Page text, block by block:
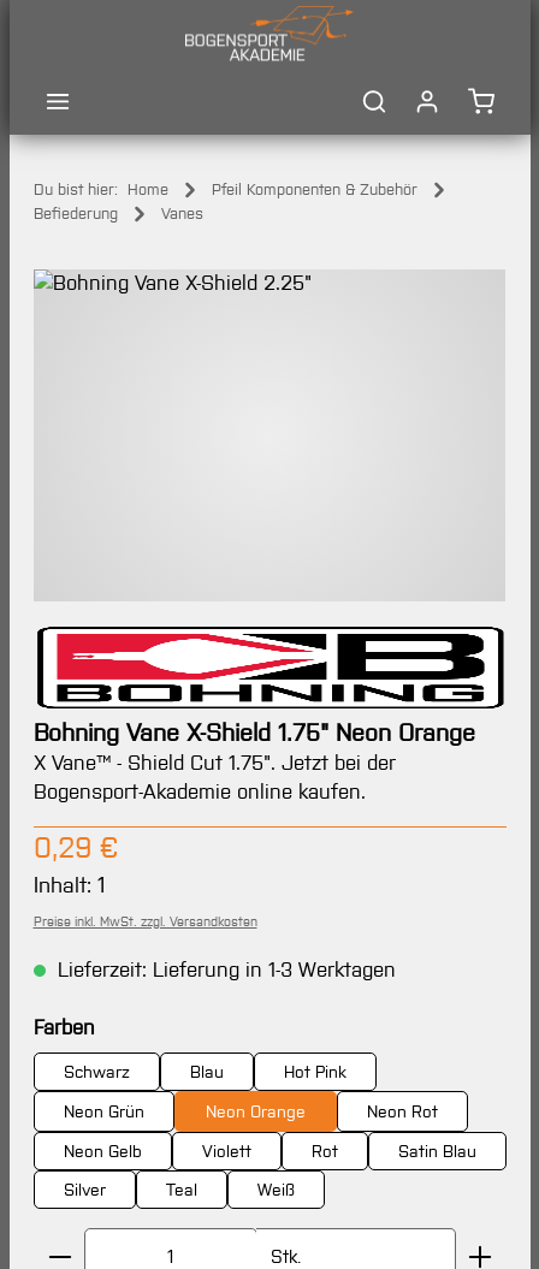
Du bist hier: Home
Pfeil Komponenten & Zubehör
Befiederung
Vanes
Bildergalerie überspringen
Bohning Vane X-Shield 1.75" Neon Orange
X Vane™ - Shield Cut 1.75". Jetzt bei der
Bogensport-Akademie online kaufen.
Regulärer Preis:
0,29 €
Inhalt: 1
Preise inkl. MwSt. zzgl. Versandkosten
Lieferzeit: Lieferung in 1-3 Werktagen
Farbenauswählen
Schwarz Blau
Hot Pink
Neon Grün
Neon Orange
Neon Rot
Neon Gelb
Violett Rot
Satin Blau
Silver
Teal Weiß
Produkt Anzahl: Gib den gewünschten Wert ein
Stk.